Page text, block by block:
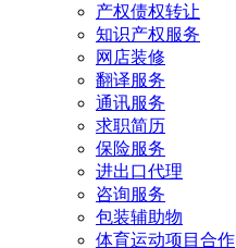
产权债权转让
知识产权服务
网店装修
翻译服务
通讯服务
求职简历
保险服务
进出口代理
咨询服务
包装辅助物
体育运动项目合作